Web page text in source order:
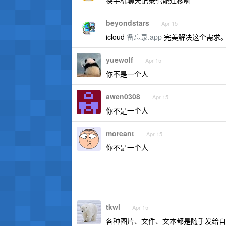
beyondstars Apr 15
icloud 备忘录.app 完美解决这个需求
yuewolf Apr 15
你不是一个人
awen0308 Apr 15
你不是一个人
moreant Apr 15
你不是一个人
tkwl Apr 15
各种图片、文件、文本都是随手发给